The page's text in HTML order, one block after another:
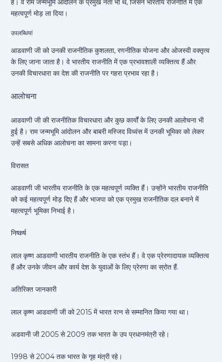
महत्वपूर्ण मोड़ ला दिया।
उपलब्धियां
आडवाणी जी को उनकी राजनीतिक कुशलता, रणनीतिक योजना और ओजस्वी वक्तृत्व
के लिए जाना जाता है। वे भारतीय राजनीति में एक प्रभावशाली व्यक्तित्व हैं और
उनकी विचारधारा का देश की राजनीति पर गहरा प्रभाव रहा है।
आलोचना
आडवाणी जी की राजनीतिक विचारधारा और कुछ कार्यों के लिए उनकी आलोचना भी
हुई है। राम जन्मभूमि आंदोलन और बाबरी मस्जिद विध्वंस में उनकी भूमिका को लेकर
उन्हें सबसे अधिक आलोचना का सामना करना पड़ा।
विरासत
आडवाणी जी भारतीय राजनीति के एक महत्वपूर्ण व्यक्ति हैं। उन्होंने भारतीय राजनीति
को कई महत्वपूर्ण मोड़ दिए हैं और भाजपा को एक प्रमुख राजनीतिक दल बनाने में
महत्वपूर्ण भूमिका निभाई है।
निष्कर्ष
लाल कृष्ण आडवाणी भारतीय राजनीति के एक स्तंभ हैं। वे एक प्रेरणादायक व्यक्तित्व
हैं और उनके जीवन और कार्य देश के युवाओं के लिए प्रेरणा का स्रोत हैं.
अतिरिक्त जानकारी
लाल कृष्ण आडवाणी जी को 2015 में भारत रत्न से सम्मानित किया गया था।
अडवानी जी 2005 से 2009 तक भारत के उप प्रधानमंत्री रहे।
1998 से 2004 तक भारत के गृह मंत्री रहे।